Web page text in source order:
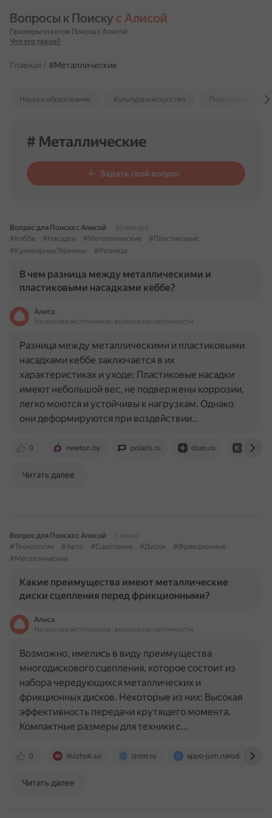
Вопросы к Поиску с Алисой
Примеры ответов Поиска с Алисой
Что это такое?
Главная / #Металлические
Наука и образование Культура и искусство Психология и
# Металлические
Задать свой вопрос
Вопрос для Поиска с Алисой
30 января
#Кеббе
#Насадки #Металлические
#Пластиковые
#КулинарныеТермины
#Разница
В чем разница между металлическими и
пластиковыми насадками кеббе?
Алиса
На основе источников, возможны неточности
0 newton.by polaris.ru dzen.ru
Разница между металлическими и пластиковыми
насадками кеббе заключается в их
характеристиках и уходе: Пластиковые насадки
имеют небольшой вес, не подвержены коррозии,
легко моются и устойчивы к нагрузкам. Однако
они деформируются при воздействии…
Читать далее
Вопрос для Поиска с Алисой
5 июня
#Технологии
#Авто #Сцепление #Диски
#Фрикционные
#Металлические
Какие преимущества имеют металлические
диски сцепления перед фрикционными?
Алиса
На основе источников, возможны неточности
0 dvizhok.su izron.ru appo-jurn.narod.ru
Возможно, имелись в виду преимущества
многодискового сцепления, которое состоит из
набора чередующихся металлических и
фрикционных дисков. Некоторые из них: Высокая
эффективность передачи крутящего момента.
Компактные размеры для техники с…
Читать далее